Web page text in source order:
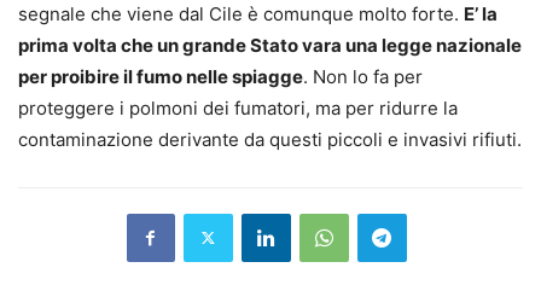
segnale che viene dal Cile è comunque molto forte. E’ la
prima volta che un grande Stato vara una legge nazionale
per proibire il fumo nelle spiagge. Non lo fa per
proteggere i polmoni dei fumatori, ma per ridurre la
contaminazione derivante da questi piccoli e invasivi rifiuti.